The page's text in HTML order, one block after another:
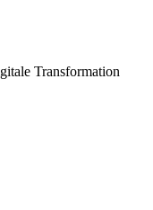
Transformation